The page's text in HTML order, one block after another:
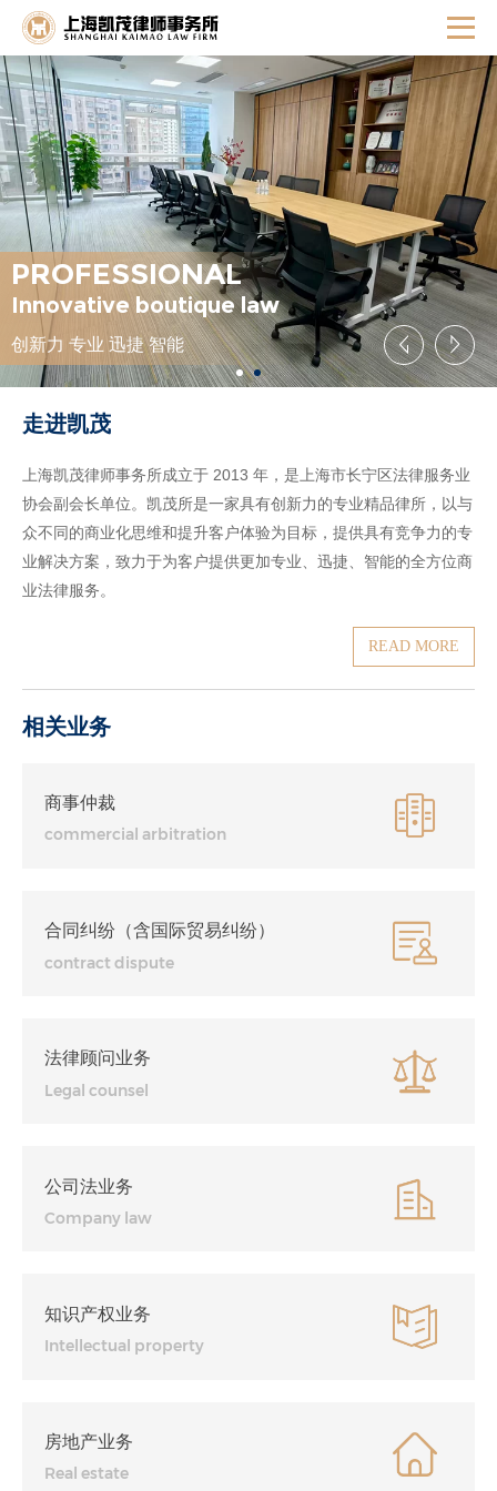
PROFESSIONAL
Innovative boutique law
创新力 专业 迅捷 智能
PROFESSIONAL
Innovative boutique law
创新力 专业 迅捷 智能
PROFESSIONAL
Innovative boutique law
创新力 专业 迅捷 智能
PROFESSIONAL
Innovative boutique law
创新力 专业 迅捷 智能
走进凯茂
上海凯茂律师事务所成立于 2013 年，是上海市长宁区法律服务业
协会副会长单位。凯茂所是一家具有创新力的专业精品律所，以与
众不同的商业化思维和提升客户体验为目标，提供具有竞争力的专
业解决方案，致力于为客户提供更加专业、迅捷、智能的全方位商
业法律服务。
READ MORE
相关业务
商事仲裁
commercial arbitration
合同纠纷（含国际贸易纠纷）
contract dispute
法律顾问业务
Legal counsel
公司法业务
Company law
知识产权业务
Intellectual property
房地产业务
Real estate